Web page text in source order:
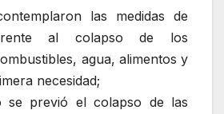
las medidas de
frente al colapso de los
agua, alimentos y
necesidad;
previó el colapso de las